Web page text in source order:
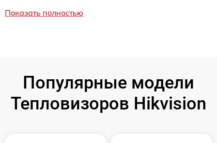
Показать полностью
Популярные модели
Тепловизоров Hikvision